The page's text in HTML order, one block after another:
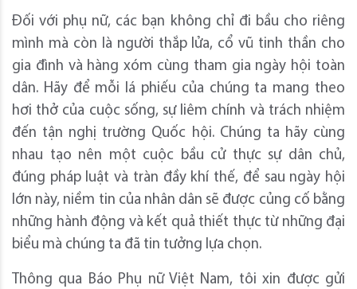
Đối với phụ nữ, các bạn không chỉ đi bầu cho riêng
mình mà còn là người thắp lửa, cổ vũ tinh thần cho
gia đình và hàng xóm cùng tham gia ngày hội toàn
dân. Hãy để mỗi lá phiếu của chúng ta mang theo
hơi thở của cuộc sống, sự liêm chính và trách nhiệm
đến tận nghị trường Quốc hội. Chúng ta hãy cùng
nhau tạo nên một cuộc bầu cử thực sự dân chủ,
đúng pháp luật và tràn đầy khí thế, để sau ngày hội
lớn này, niềm tin của nhân dân sẽ được củng cố bằng
những hành động và kết quả thiết thực từ những đại
biểu mà chúng ta đã tin tưởng lựa chọn.
Thông qua Báo Phụ nữ Việt Nam, tôi xin được gửi